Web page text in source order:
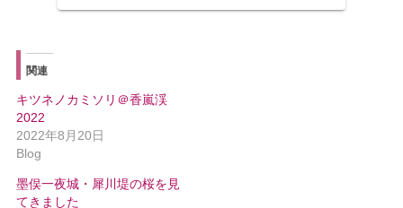
関連
キツネノカミソリ＠香嵐渓
2022
2022年8月20日
Blog
墨俣一夜城・犀川堤の桜を見
てきました